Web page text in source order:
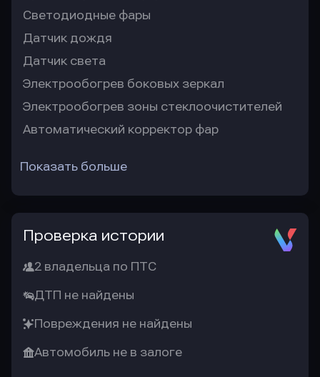
Светодиодные фары
Датчик дождя
Датчик света
Электрообогрев боковых зеркал
Электрообогрев зоны стеклоочистителей
Автоматический корректор фар
Показать больше
Проверка истории
2 владельца по ПТС
ДТП не найдены
Повреждения не найдены
Автомобиль не в залоге